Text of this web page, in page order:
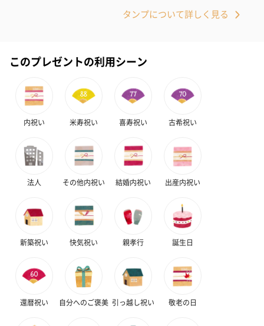
スイーツ
です。
ゼリーバウム カット
（レモン＆紅茶）（432
麦わらパンダバウム
（バナナ味）（540円）
タンプについて詳しく見る
このプレゼントの利用シーン
内祝い 米寿祝い 喜寿祝い 古希祝い
法人 その他内祝い 結婚内祝い 出産内祝い
新築祝い 快気祝い 親孝行 誕生日
還暦祝い 自分へのご褒美 引っ越し祝い 敬老の日